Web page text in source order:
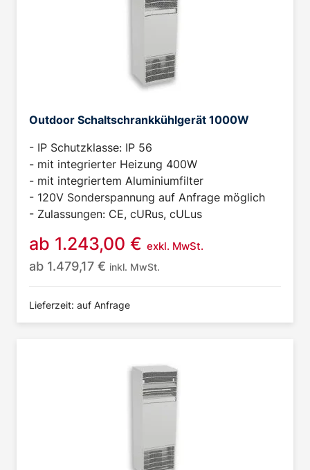
Outdoor Schaltschrankkühlgerät 1000W
- IP Schutzklasse: IP 56
- mit integrierter Heizung 400W
- mit integriertem Aluminiumfilter
- 120V Sonderspannung auf Anfrage möglich
- Zulassungen: CE, cURus, cULus
ab 1.243,00 € exkl. MwSt.
ab 1.479,17 € inkl. MwSt.
Lieferzeit: auf Anfrage